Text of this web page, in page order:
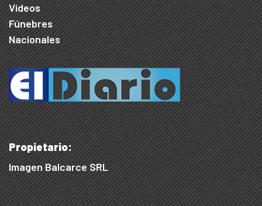
Videos
Fúnebres
Nacionales
Propietario:
Imagen Balcarce SRL